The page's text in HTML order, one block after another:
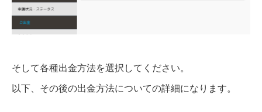
そして各種出金方法を選択してください。
以下、その後の出金方法についての詳細になります。